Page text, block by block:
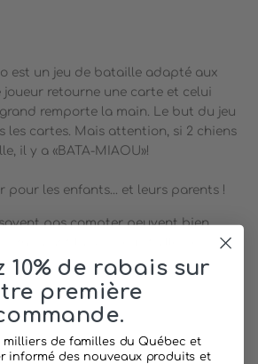
est un jeu de bataille adapté aux
joueur retourne une carte et celui
remporte la main. Le but du jeu
les cartes. Mais attention, si 2 chiens
il y a «BATA-MIAOU»!
pour les enfants... et leurs parents !
pas compter peuvent bien
10% de rabais sur
première
milliers de familles du Québec et
informé des nouveaux produits et